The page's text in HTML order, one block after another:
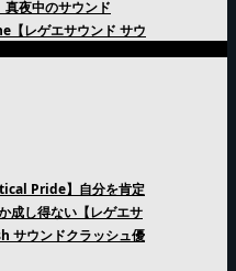
真夜中のサウンド
【レゲエサウンド サウ
Pride】自分を肯定
成し得ない【レゲエサ
サウンドクラッシュ優